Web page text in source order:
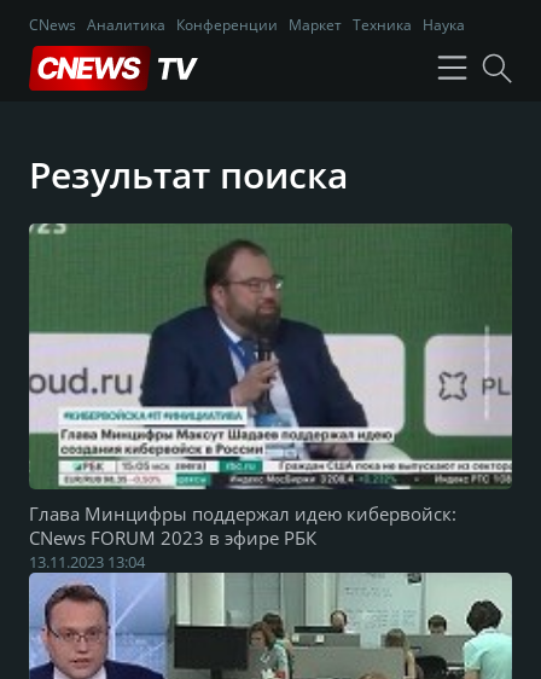
CNews Аналитика Конференции Маркет Техника Наука
Результат поиска
Глава Минцифры поддержал идею кибервойск:
CNews FORUM 2023 в эфире РБК
13.11.2023 13:04